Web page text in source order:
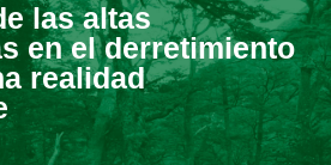
las altas
en el derretimiento
realidad